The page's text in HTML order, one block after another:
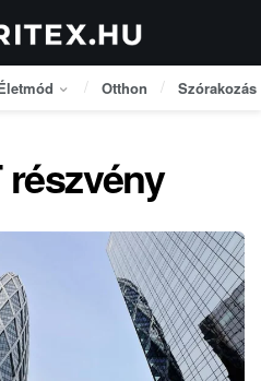
Otthon Szórakozás
részvény